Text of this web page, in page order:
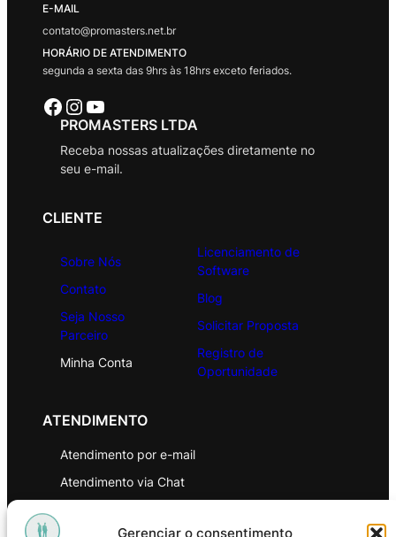
Gerenciar o consentimento
E-MAIL
contato@promasters.net.br
HORÁRIO DE ATENDIMENTO
segunda a sexta das 9hrs às 18hrs exceto feriados.
Facebook Instagram Youtube
PROMASTERS LTDA
Receba nossas atualizações diretamente no
seu e-mail.
CLIENTE
Sobre Nós
Contato
Seja Nosso
Parceiro
Minha Conta
Licenciamento de
Software
Blog
Solicitar Proposta
Registro de
Oportunidade
ATENDIMENTO
Atendimento por e-mail
Atendimento via Chat